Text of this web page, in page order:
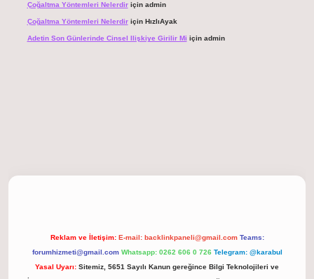
Çoğaltma Yöntemleri Nelerdiriçin admin
Çoğaltma Yöntemleri Nelerdiriçin HızlıAyak
Adetin Son Günlerinde Cinsel Ilişkiye Girilir Mi için admin
Reklam ve İletişim: E-mail: backlinkpaneli@gmail.com Teams:
forumhizmeti@gmail.com Whatsapp: 0262 606 0 726 Telegram: @karabul
Yasal Uyarı: Sitemiz, 5651 Sayılı Kanun gereğince Bilgi Teknolojileri ve